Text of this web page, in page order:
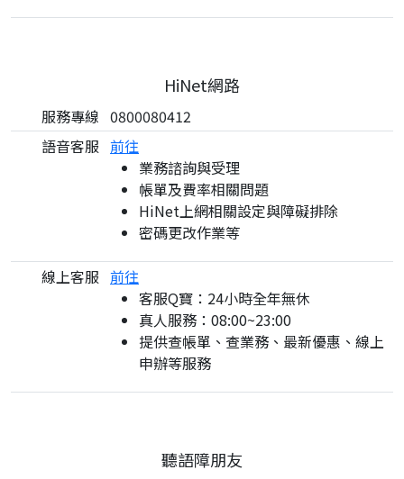
HiNet網路
服務專線 0800080412
語音客服 前往
業務諮詢與受理
帳單及費率相關問題
HiNet上網相關設定與障礙排除
密碼更改作業等
線上客服 前往
客服Q寶：24小時全年無休
真人服務：08:00~23:00
提供查帳單、查業務、最新優惠、線上
申辦等服務
聽語障朋友